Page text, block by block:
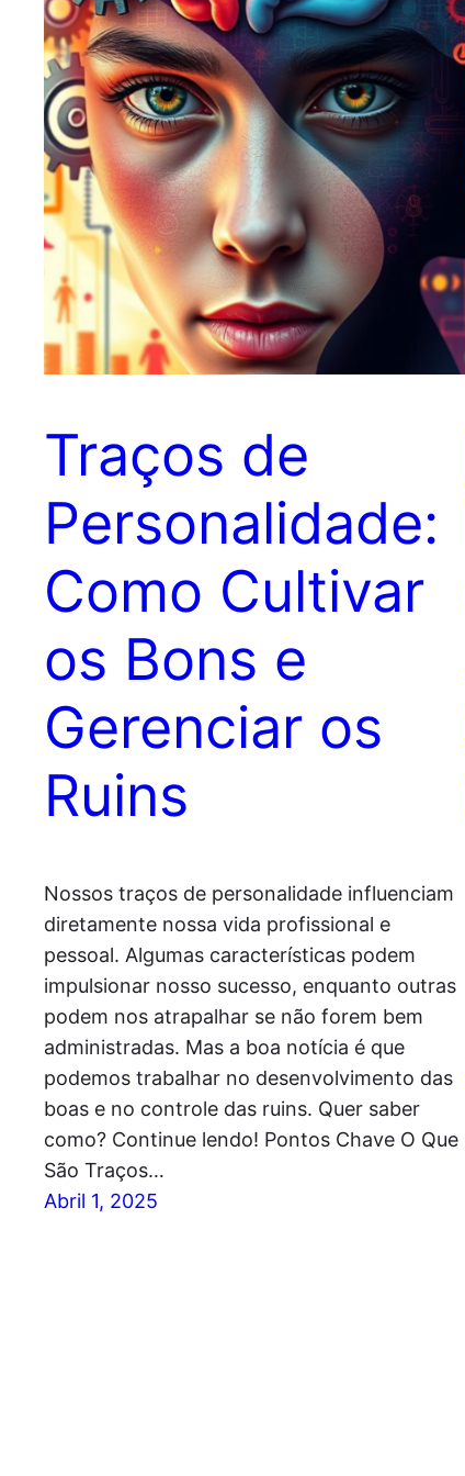
Traços de
Personalidade:
Como Cultivar
os Bons e
Gerenciar os
Ruins
Nossos traços de personalidade influenciam
diretamente nossa vida profissional e
pessoal. Algumas características podem
impulsionar nosso sucesso, enquanto outras
podem nos atrapalhar se não forem bem
administradas. Mas a boa notícia é que
podemos trabalhar no desenvolvimento das
boas e no controle das ruins. Quer saber
como? Continue lendo! Pontos Chave O Que
São Traços…
Abril 1, 2025